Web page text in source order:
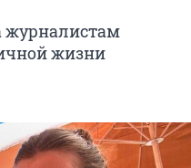
журналистам
жизни